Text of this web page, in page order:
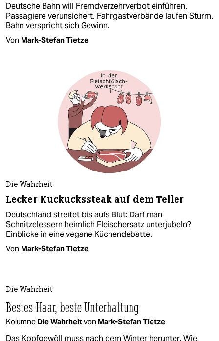
Deutsche Bahn will Fremdverzehrverbot einführen.
Passagiere verunsichert. Fahrgastverbände laufen Sturm.
Bahn verspricht sich Gewinn.
Von Mark-Stefan Tietze
Die Wahrheit
Lecker Kuckuckssteak auf dem Teller
Deutschland streitet bis aufs Blut: Darf man
Schnitzelessern heimlich Fleischersatz unterjubeln?
Einblicke in eine vegane Küchendebatte.
Von Mark-Stefan Tietze
Die Wahrheit
Bestes Haar, beste Unterhaltung
Kolumne Die Wahrheitvon Mark-Stefan Tietze
Das Kopfgewöll muss nach dem Winter herunter. Wie